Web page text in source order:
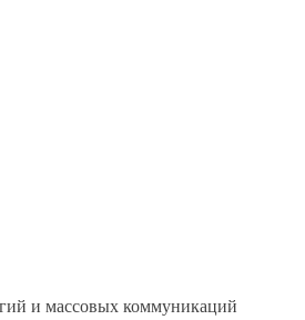
и массовых коммуникаций